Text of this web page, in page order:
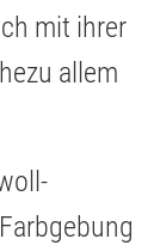
mit ihrer
allem